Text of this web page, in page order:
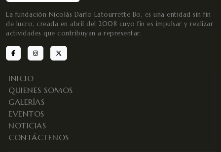
La fundación Nicolás Darío Latourrette Bo, es una entidad sin fin
de lucro, creada en abril del 2008 cuyo fin es impulsar y realizar
actividades que contribuyan a representar.
INICIO
QUIENES SOMOS
GALERÍAS
EVENTOS
NOTICIAS
CONTÁCTENOS